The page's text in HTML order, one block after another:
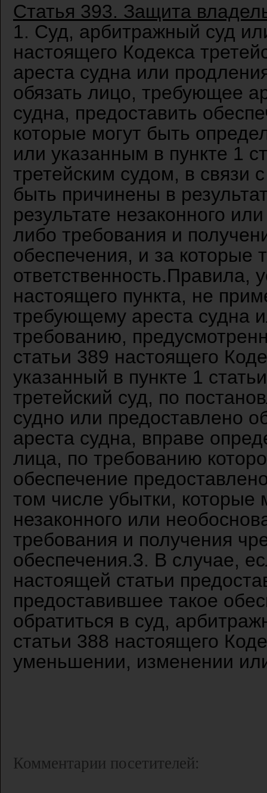
Статья 393. Защита
1. Суд, арбитражный суд
настоящего Кодекса
ареста судна или
обязать лицо, требующее
судна, предоставить
которые могут быть
или указанным в пункте 1
третейским судом, в связи
быть причинены в
результате незаконного
либо требования и
обеспечения, и за которые
ответственность.Правила,
настоящего пункта, не
требующему ареста судна
требованию,
статьи 389 настоящего
указанный в пункте 1
третейский суд, по
судно или предоставлено
ареста судна, вправе
лица, по требованию
обеспечение
том числе убытки, которые
незаконного или
требования и получения
обеспечения.3. В случае,
настоящей статьи
предоставившее такое
обратиться в суд,
статьи 388 настоящего
уменьшении, изменении
Комментарии посетителей: